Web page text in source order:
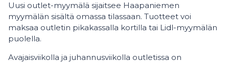
Uusi outlet-myymälä sijaitsee Haapaniemen
myymälän sisältä omassa tilassaan. Tuotteet voi
maksaa outletin pikakassalla kortilla tai Lidl-myymälän
puolella.
Avajaisviikolla ja juhannusviikolla outletissa on